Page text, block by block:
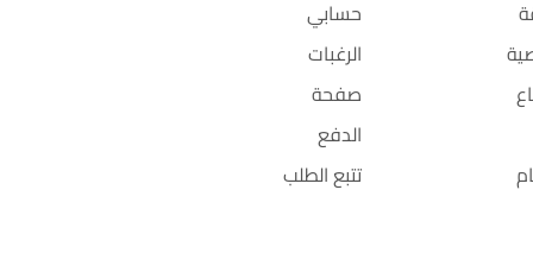
حسابي
الرغبات
صفحة
الدفع
تتبع الطلب